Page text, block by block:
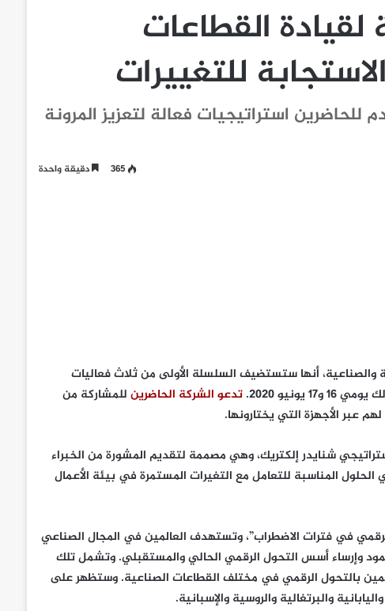
لقيادة القطاعات
للتغييرات
للحاضرين استراتيجيات فعالة لتعزيز المرونة
365 دقيقة واحدة
والصناعية، أنها ستستضيف السلسلة الأولى من ثلاث فعاليات
16 و17 يونيو 2020. تدعو الشركة الحاضرين للمشاركة من
عبر الأجهزة التي يختارونها.
شنايدر إلكتريك، وهي مصممة لتقديم المشورة من الخبراء
المناسبة للتعامل مع التغيرات المستمرة في بيئة الأعمال
في فترات الاضطراب”، وتستهدف العالمين في المجال الصناعي
وإرساء أسس التحول الرقمي الحالي والمستقبلي. وتشمل تلك
بالتحول الرقمي في مختلف القطاعات الصناعية. وستظهر على
والبرتغالية والروسية والإسبانية.